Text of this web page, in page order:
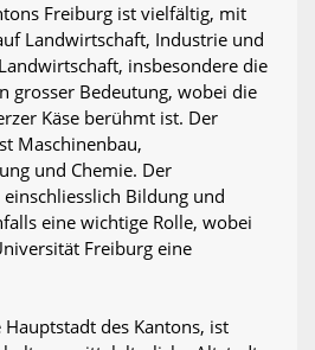
Freiburg ist vielfältig, mit
Landwirtschaft, Industrie und
insbesondere die
grosser Bedeutung, wobei die
Käse berühmt ist. Der
Maschinenbau,
und Chemie. Der
Bildung und
eine wichtige Rolle, wobei
Freiburg eine
des Kantons, ist